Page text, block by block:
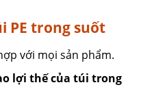
PE trong suốt
với mọi sản phẩm.
lợi thế của túi trong